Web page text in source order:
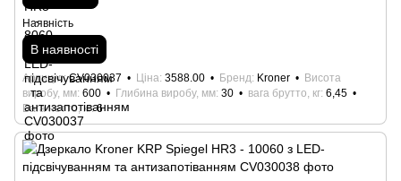
Наявність
В наявності
Артикул CV030037 Ціна 3588.00 Бренд Kroner
Висота
виробу, мм 600 Глибина виробу, мм 30 вага брутто, кг 6,45
Вага нетто, кг 6